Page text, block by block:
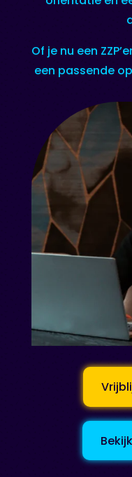
Of je nu een
een passende